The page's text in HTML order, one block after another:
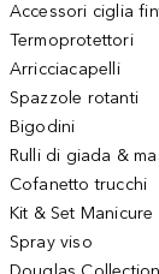
Accessori ciglia
Termoprotettori
Arricciacapelli
Spazzole rotanti
Bigodini
Rulli di giada &
Cofanetto trucchi
Kit & Set Manicure
Spray viso